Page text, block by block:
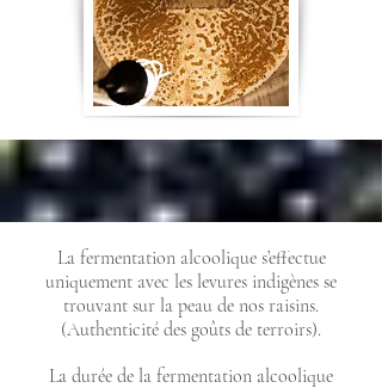
La fermentation alcoolique s’effectue
uniquement avec les levures indigènes se
trouvant sur la peau de nos raisins.
(Authenticité des goûts de terroirs).
La durée de la fermentation alcoolique